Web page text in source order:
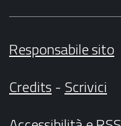
Responsabile sito
Credits- Scrivici